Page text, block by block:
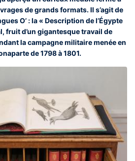
de grands formats. Il s’agit de
O’ : la « Description de l’Égypte
fruit d’un gigantesque travail de
la campagne militaire menée en
de 1798 à 1801.